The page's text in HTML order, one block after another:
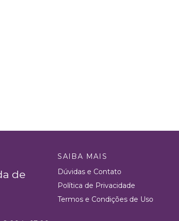
de
SAIBA MAIS
Dúvidas e Contato
Política de Privacidade
Termos e Condições de Uso